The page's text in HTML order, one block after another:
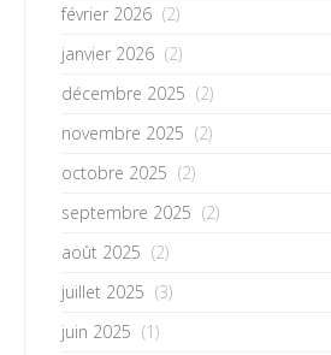
février 2026 (2)
janvier 2026 (2)
décembre 2025 (2)
novembre 2025 (2)
octobre 2025 (2)
septembre 2025 (2)
août 2025 (2)
juillet 2025 (3)
juin 2025 (1)